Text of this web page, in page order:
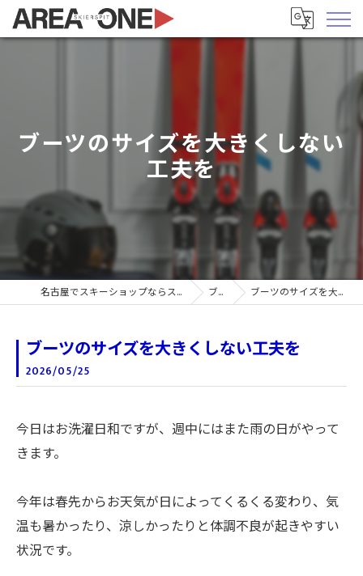
ブーツのサイズを大きくしない
工夫を
名古屋でスキーショップならスキーヤーズピットエリア1 ブログ ブーツのサイズを大きくしない工夫を
ブーツのサイズを大きくしない工夫を
2026/05/25
今日はお洗濯日和ですが、週中にはまた雨の日がやって
きます。
今年は春先からお天気が日によってくるくる変わり、気
温も暑かったり、涼しかったりと体調不良が起きやすい
状況です。